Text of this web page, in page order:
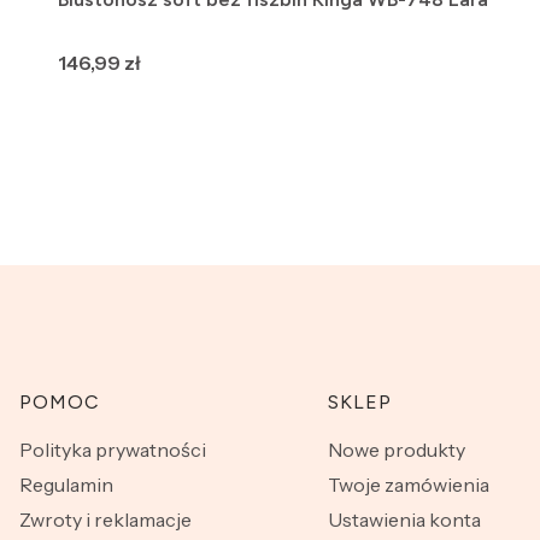
Cena
146,99 zł
Linki w stopce
POMOC
Polityka prywatności
Regulamin
Zwroty i reklamacje
SKLEP
Nowe produkty
Twoje zamówienia
Ustawienia konta